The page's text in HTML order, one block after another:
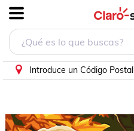
Introduce un Código Postal